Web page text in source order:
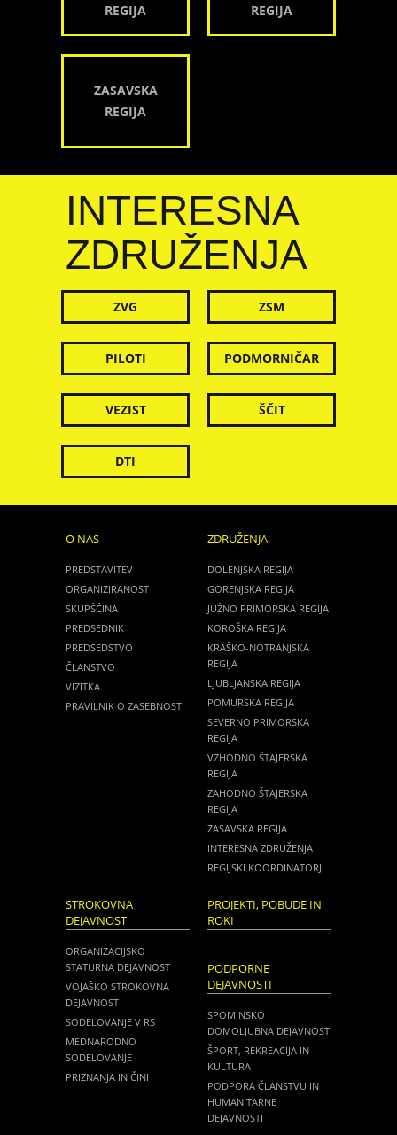
REGIJA
REGIJA
ZASAVSKA
REGIJA
INTERESNA
ZDRUŽENJA
ZVG ZSM
PILOTI PODMORNIČAR
VEZIST ŠČIT
DTI
O NAS
PREDSTAVITEV
ORGANIZIRANOST
SKUPŠČINA
PREDSEDNIK
PREDSEDSTVO
ČLANSTVO
VIZITKA
PRAVILNIK O ZASEBNOSTI
ZDRUŽENJA
DOLENJSKA REGIJA
GORENJSKA REGIJA
JUŽNO PRIMORSKA REGIJA
KOROŠKA REGIJA
KRAŠKO-NOTRANJSKA
REGIJA
LJUBLJANSKA REGIJA
POMURSKA REGIJA
SEVERNO PRIMORSKA
REGIJA
VZHODNO ŠTAJERSKA
REGIJA
ZAHODNO ŠTAJERSKA
REGIJA
ZASAVSKA REGIJA
INTERESNA ZDRUŽENJA
REGIJSKI KOORDINATORJI
STROKOVNA
DEJAVNOST
ORGANIZACIJSKO
STATURNA DEJAVNOST
VOJAŠKO STROKOVNA
DEJAVNOST
SODELOVANJE V RS
MEDNARODNO
SODELOVANJE
PRIZNANJA IN ČINI
PROJEKTI, POBUDE IN
ROKI
PODPORNE
DEJAVNOSTI
SPOMINSKO
DOMOLJUBNA DEJAVNOST
ŠPORT, REKREACIJA IN
KULTURA
PODPORA ČLANSTVU IN
HUMANITARNE
DEJAVNOSTI